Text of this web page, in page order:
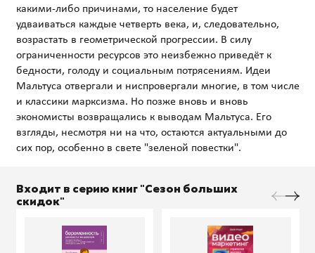
какими-либо причинами, то население будет
удваиваться каждые четверть века, и, следовательно,
возрастать в геометрической прогрессии. В силу
ограниченности ресурсов это неизбежно приведёт к
бедности, голоду и социальным потрясениям. Идеи
Мальтуса отвергали и ниспровергали многие, в том числе
и классики марксизма. Но позже вновь и вновь
экономисты возвращались к выводам Мальтуса. Его
взгляды, несмотря ни на что, остаются актуальными до
Входит в серию книг "Сезон больших
скидок"